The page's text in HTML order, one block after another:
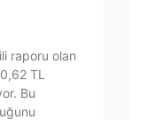
raporu olan
TL
Bu